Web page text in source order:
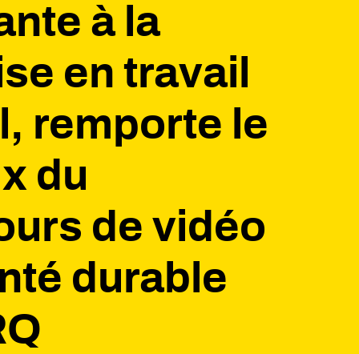
à la
en travail
remporte le
du
de vidéo
durable